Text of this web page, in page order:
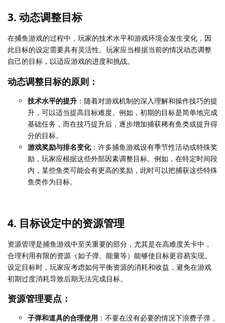
3. 动态调整目标
在捕鱼游戏的过程中，玩家的技术水平和游戏环境会发生变化，因
此目标的设定需要具有灵活性。玩家应当根据当前的情况动态调整
自己的目标，以适应游戏的进度和挑战。
动态调整目标的原则：
技术水平的提升 ：随着对游戏机制的深入理解和操作技巧的提
升，可以适当提高目标难度。例如，初期的目标是简单地完成
基础任务，而在技巧提升后，逐步增加捕获稀有鱼类或提升得
分的目标。
游戏奖励与排名变化：许多捕鱼游戏设有季节性活动或特殊奖
励，玩家应根据这些外部因素调整目标。例如，在特定时间段
内，某些鱼类可能会有更高的奖励，此时可以把捕获这些特殊
鱼类作为目标。
4. 目标设定中的资源管理
资源管理是捕鱼游戏中至关重要的部分，尤其是在高难度关卡中，
合理利用有限的资源（如子弹、能量等）能够使目标更容易实现。
设定目标时，玩家应考虑如何平衡资源的消耗和收益，避免在游戏
初期过度消耗导致后期无法完成目标。
资源管理要点：
子弹和道具的合理使用 ：不要在没有必要的情况下浪费子弹，